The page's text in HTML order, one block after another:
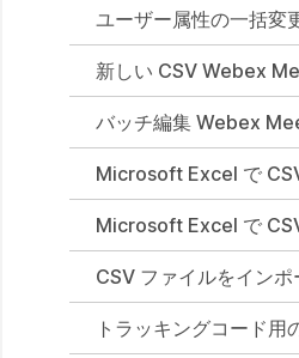
ユーザー属性の一括変
新しい CSV Webex
バッチ編集 Webex
Microsoft Excel で
Microsoft Excel で
CSV ファイルをイン
トラッキングコード用